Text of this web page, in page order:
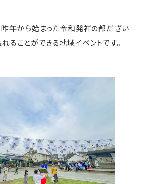
昨年から始まった令和発祥の都だざい
ることができる地域イベントです。